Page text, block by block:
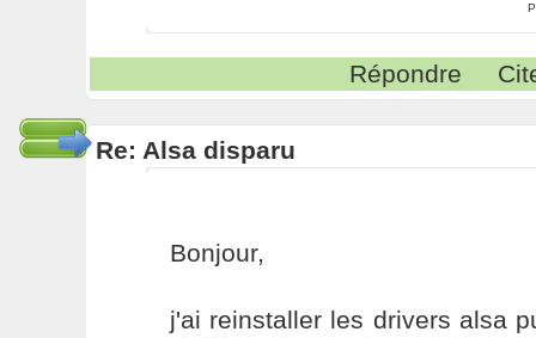
Répondre
Re: Alsa disparu
Bonjour,
j'ai reinstaller les drivers alsa